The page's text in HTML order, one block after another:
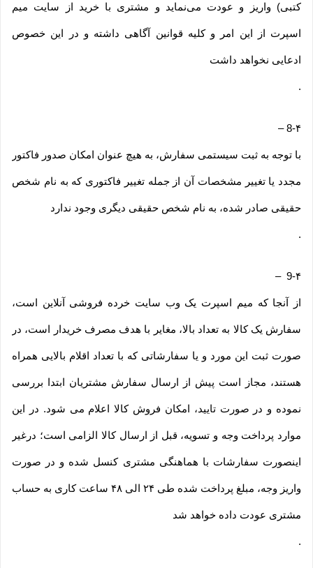
کتبی) واریز و عودت می‌نماید و مشتری با خرید از سایت میم
اسپرت از این امر و کلیه قوانین آگاهی داشته و در این خصوص
ادعایی نخواهد داشت
.
8-۴–
با توجه به ثبت سیستمی سفارش، به هیچ عنوان امکان صدور فاکتور
مجدد یا تغییر مشخصات آن از جمله تغییر فاکتوری که به نام شخص
حقیقی صادر شده، به نام شخص حقیقی دیگری وجود ندارد
.
9-۴ –
از آنجا که میم اسپرت یک وب ‌سایت خرده‌ فروشی آنلاین است،
سفارش یک کالا به تعداد بالا، مغایر با هدف مصرف خریدار است، در
صورت ثبت این مورد و یا سفارشاتی که با تعداد اقلام بالایی همراه
هستند، مجاز است پیش از ارسال سفارش مشتریان ابتدا بررسی
نموده و در صورت تایید، امکان فروش کالا اعلام می شود. در این
موارد پرداخت وجه و تسویه، قبل از ارسال کالا الزامی است؛ درغیر
اینصورت سفارشات با هماهنگی مشتری کنسل شده و در صورت
واریز وجه، مبلغ پرداخت شده طی ۲۴ الی ۴۸ ساعت کاری به حساب
مشتری عودت داده خواهد شد
.